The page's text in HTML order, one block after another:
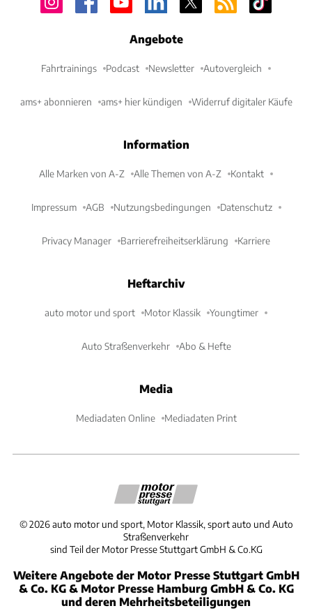
Angebote
Fahrtrainings Podcast Newsletter Autovergleich
ams+ abonnieren ams+ hier kündigen Widerruf digitaler Käufe
Information
Alle Marken von A-Z Alle Themen von A-Z Kontakt
Impressum AGB Nutzungsbedingungen Datenschutz
Privacy Manager Barrierefreiheitserklärung Karriere
Heftarchiv
auto motor und sport Motor Klassik Youngtimer
Auto Straßenverkehr Abo & Hefte
Media
Mediadaten Online Mediadaten Print
©2026 auto motor und sport, Motor Klassik, sport auto und Auto
Straßenverkehr
sind Teil der Motor Presse Stuttgart GmbH & Co.KG
Weitere Angebote der Motor Presse Stuttgart GmbH
& Co. KG & Motor Presse Hamburg GmbH & Co. KG
und deren Mehrheitsbeteiligungen